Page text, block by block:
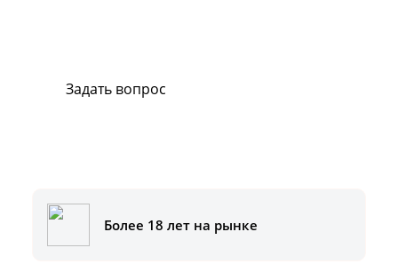
Задать вопрос
Более 18 лет на рынке